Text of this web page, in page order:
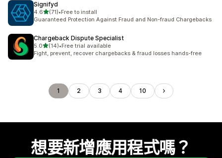
Signifyd
4.6滿分 5 顆星
(71)
共有 71 則評價
•Free to install
Guaranteed Protection Against Fraud and Non-fraud Chargebacks
Chargeback Dispute Specialist
5.0滿分 5 顆星
(14)
共有 14 則評價
•Free trial available
Fight, prevent, recover chargebacks & fraud losses hands-free
1 2 3 4 10
想要新增應用程式嗎？